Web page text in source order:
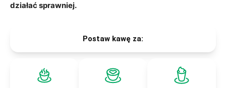
działać sprawniej.
Postaw kawę za: